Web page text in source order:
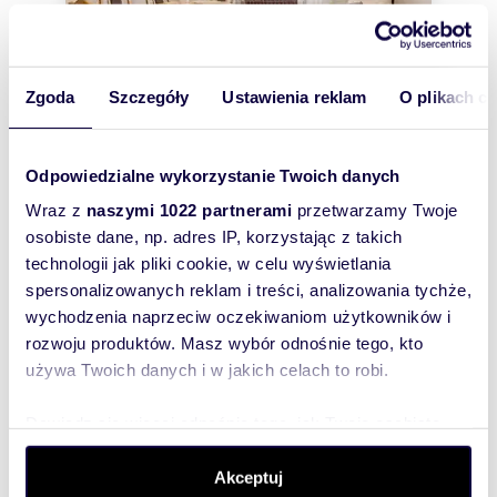
Zgoda Szczegóły Ustawienia reklam O plikach
Odpowiedzialne wykorzystanie Twoich danych
Wraz z naszymi 1022 partnerami przetwarzamy Twoje
osobiste dane, np. adres IP, korzystając z takich
technologii jak pliki cookie, w celu wyświetlania
spersonalizowanych reklam i treści, analizowania tychże,
wychodzenia naprzeciw oczekiwaniom użytkowników i
rozwoju produktów. Masz wybór odnośnie tego, kto
używa Twoich danych i w jakich celach to robi.
dane są przetwarzane oraz ustaw własne preferencje w
. W Deklaracji plików cookie możesz
Akceptuj
zabytkowej kamienicy polecam!
899 000 zł
mieszkanie Warszawa, Praga-Północ,
Targowa
Więcej informacji pod numerem:Łukasz Pych☎
884∙884∙187Mam przyjemność zaprezentować
Państwu przestronne, 2-pokojowe mieszkanie p...